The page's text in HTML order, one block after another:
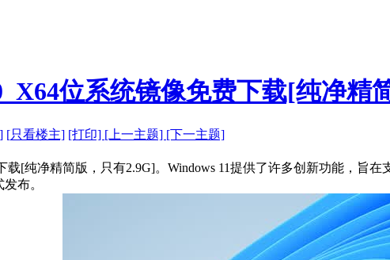
位系统镜像免费下载[纯净精
[只看楼主] [打印] [上一主题] [下一主题]
载[纯净精简版，只有2.9G]。Windows 11提供了许多创新功能，
布。